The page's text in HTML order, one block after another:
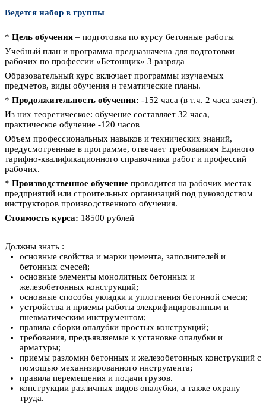
Ведется набор в группы
* Цель обучения – подготовка по курсу бетонные работы
Учебный план и программа предназначена для подготовки
рабочих по профессии «Бетонщик» 3 разряда
Образовательный курс включает программы изучаемых
предметов, виды обучения и тематические планы.
* Продолжительность обучения: -152 часа (в т.ч. 2 часа зачет).
Из них теоретическое: обучение составляет 32 часа,
практическое обучение -120 часов
Объем профессиональных навыков и технических знаний,
предусмотренные в программе, отвечает требованиям Единого
тарифно-квалификационного справочника работ и профессий
рабочих.
* Производственное обучение проводится на рабочих местах
предприятий или строительных организаций под руководством
инструкторов производственного обучения.
Стоимость курса: 18500 рублей
Должны знать :
основные свойства и марки цемента, заполнителей и
бетонных смесей;
основные элементы монолитных бетонных и
железобетонных конструкций;
основные способы укладки и уплотнения бетонной смеси;
устройства и приемы работы элекрифицированным и
пневматическим инструментом;
правила сборки опалубки простых конструкций;
требования, предъявляемые к установке опалубки и
арматуры;
приемы разломки бетонных и железобетонных конструкций с
помощью механизированного инструмента;
правила перемещения и подачи грузов.
конструкции различных видов опалубки, а также охрану
труда.